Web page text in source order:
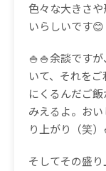
色々な大きさ
いらしいです😊
🍚🍚余談です
いて、それを
にくるんだご
みえるよ。お
り上がり（笑）
そしてその盛